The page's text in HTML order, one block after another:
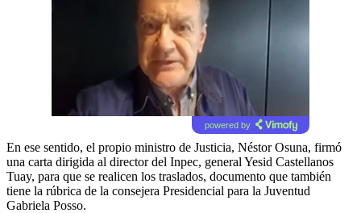
powered by
En ese sentido, el propio ministro de Justicia, Néstor Osuna, firmó
una carta dirigida al director del Inpec, general Yesid Castellanos
Tuay, para que se realicen los traslados, documento que también
tiene la rúbrica de la consejera Presidencial para la Juventud
Gabriela Posso.